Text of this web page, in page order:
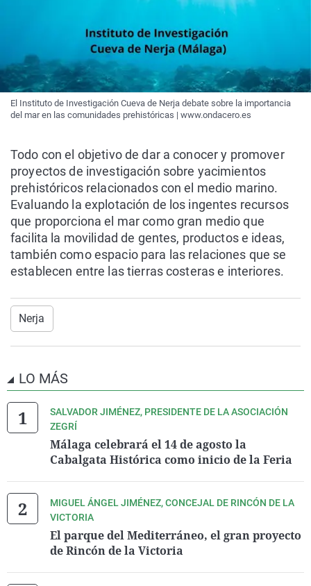
El Instituto de Investigación Cueva de Nerja debate sobre la importancia
del mar en las comunidades prehistóricas | www.ondacero.es
Todo con el objetivo de dar a conocer y promover
proyectos de investigación sobre yacimientos
prehistóricos relacionados con el medio marino.
Evaluando la explotación de los ingentes recursos
que proporciona el mar como gran medio que
facilita la movilidad de gentes, productos e ideas,
también como espacio para las relaciones que se
establecen entre las tierras costeras e interiores.
Nerja
LO MÁS
SALVADOR JIMÉNEZ, PRESIDENTE DE LA ASOCIACIÓN
ZEGRÍ
Málaga celebrará el 14 de agosto la
Cabalgata Histórica como inicio de la Feria
MIGUEL ÁNGEL JIMÉNEZ, CONCEJAL DE RINCÓN DE LA
VICTORIA
El parque del Mediterráneo, el gran proyecto
de Rincón de la Victoria